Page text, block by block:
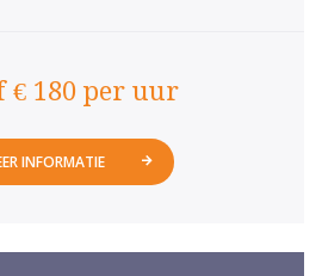
€ 180 per uur
INFORMATIE